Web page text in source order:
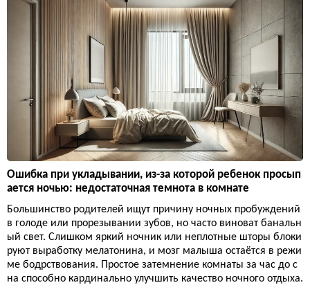
Ошибка при укладывании, из-за которой ребенок просып
ается ночью: недостаточная темнота в комнате
Большинство родителей ищут причину ночных пробуждений
в голоде или прорезывании зубов, но часто виноват банальн
ый свет. Слишком яркий ночник или неплотные шторы блоки
руют выработку мелатонина, и мозг малыша остаётся в режи
ме бодрствования. Простое затемнение комнаты за час до с
на способно кардинально улучшить качество ночного отдыха.